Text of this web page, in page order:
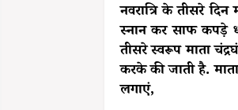
नवरात्रि के तीसरे
स्नान कर साफ कपड़े
तीसरे स्वरूप माता
करके की जाती है.
लगाएं,